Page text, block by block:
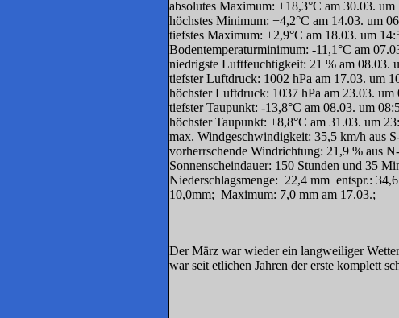
absolutes Maximum: +18,3°C am 30.03.
höchstes Minimum: +4,2°C am 14.03. um
tiefstes Maximum: +2,9°C am 18.03. um
Bodentemperaturminimum: -11,1°C am
niedrigste Luftfeuchtigkeit: 21 % am 08.03.
tiefster Luftdruck: 1002 hPa am 17.03. um
höchster Luftdruck: 1037 hPa am 23.03. um
tiefster Taupunkt: -13,8°C am 08.03. um
höchster Taupunkt: +8,8°C am 31.03. um
max. Windgeschwindigkeit: 35,5 km/h aus
vorherrschende Windrichtung: 21,9 % aus
Sonnenscheindauer: 150 Stunden und 35
Niederschlagsmenge: 22,4
10,0mm; Maximum: 7,0
Der März war wieder ein langweiliger
war seit etlichen Jahren der erste komplett